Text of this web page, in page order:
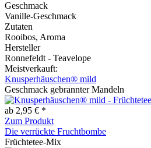
Geschmack
Vanille-Geschmack
Zutaten
Rooibos, Aroma
Hersteller
Ronnefeldt - Teavelope
Meistverkauft:
Knusperhäuschen® mild
Geschmack gebrannter Mandeln
ab 2,95 € *
Zum Produkt
Die verrückte Fruchtbombe
Früchtetee-Mix